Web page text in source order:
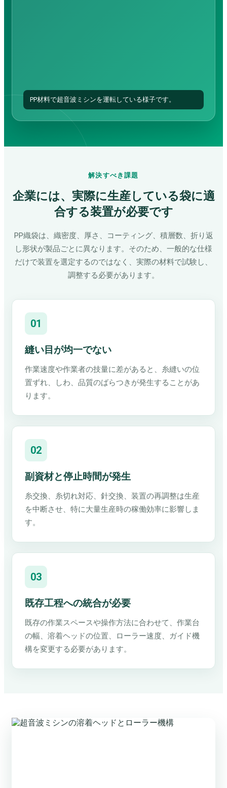
PP材料で超音波ミシンを運転している様子です。
解決すべき課題
企業には、実際に生産している袋に適
合する装置が必要です
PP織袋は、織密度、厚さ、コーティング、積層数、折り返
し形状が製品ごとに異なります。そのため、一般的な仕様
だけで装置を選定するのではなく、実際の材料で試験し、
調整する必要があります。
01
縫い目が均一でない
作業速度や作業者の技量に差があると、糸縫いの位
置ずれ、しわ、品質のばらつきが発生することがあ
ります。
02
副資材と停止時間が発生
糸交換、糸切れ対応、針交換、装置の再調整は生産
を中断させ、特に大量生産時の稼働効率に影響しま
す。
03
既存工程への統合が必要
既存の作業スペースや操作方法に合わせて、作業台
の幅、溶着ヘッドの位置、ローラー速度、ガイド機
構を変更する必要があります。